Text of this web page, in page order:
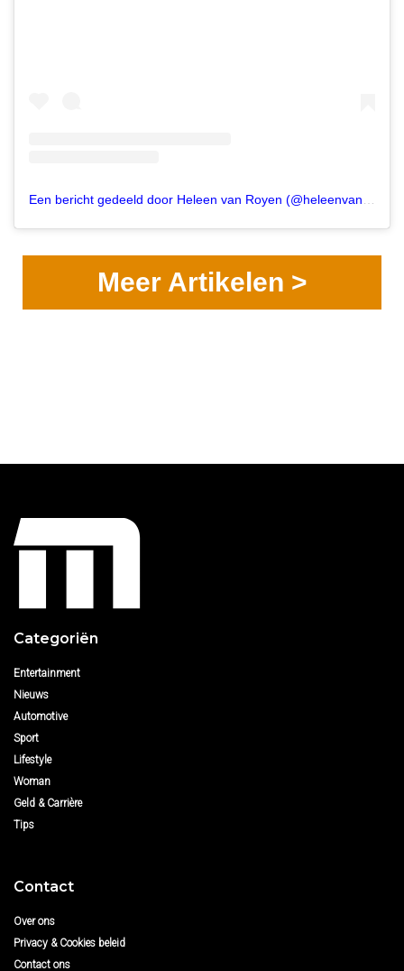
Meer Artikelen >
Categoriën
Entertainment
Nieuws
Automotive
Sport
Lifestyle
Woman
Geld & Carrière
Tips
Contact
Over ons
Privacy & Cookies beleid
Contact ons